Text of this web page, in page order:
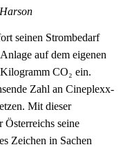
seinen Strombedarf
auf dem eigenen
CO₂ ein.
Zahl an Cineplexx-
Mit dieser
seine
Zeichen in Sachen